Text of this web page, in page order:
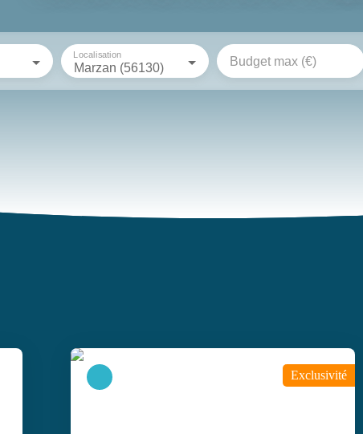
Marzan (56130)
Localisation
Budget max (€)
Exclusivité